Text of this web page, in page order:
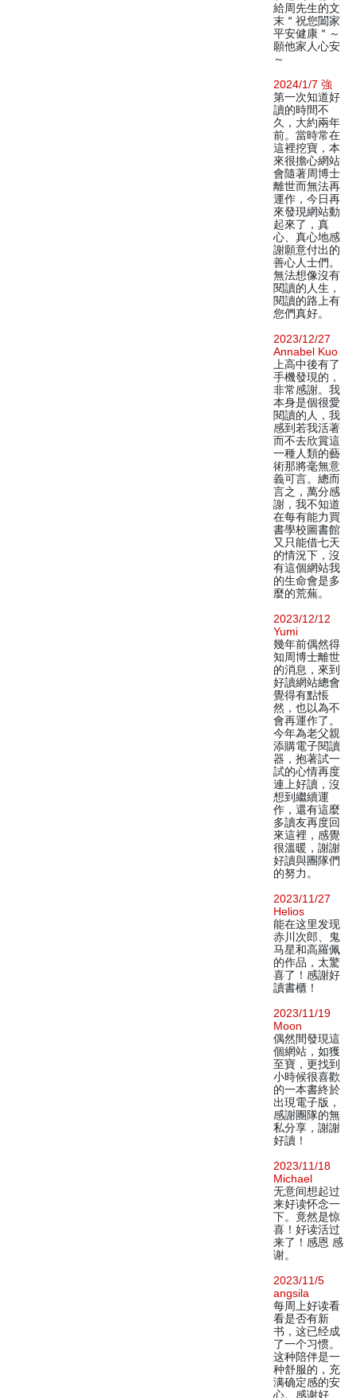
給周先生的文
末＂祝您闔家
平安健康＂～
願他家人心安
～
2024/1/7 強
第一次知道好
讀的時間不
久，大約兩年
前。當時常在
這裡挖寶，本
來很擔心網站
會隨著周博士
離世而無法再
運作，今日再
來發現網站動
起來了，真
心、真心地感
謝願意付出的
善心人士們。
無法想像沒有
閱讀的人生，
閱讀的路上有
您們真好。
2023/12/27
Annabel Kuo
上高中後有了
手機發現的，
非常感謝。我
本身是個很愛
閱讀的人，我
感到若我活著
而不去欣賞這
一種人類的藝
術那將毫無意
義可言。總而
言之，萬分感
謝，我不知道
在每有能力買
書學校圖書館
又只能借七天
的情況下，沒
有這個網站我
的生命會是多
麼的荒蕪。
2023/12/12
Yumi
幾年前偶然得
知周博士離世
的消息，來到
好讀網站總會
覺得有點悵
然，也以為不
會再運作了。
今年為老父親
添購電子閱讀
器，抱著試一
試的心情再度
連上好讀，沒
想到繼續運
作，還有這麼
多讀友再度回
來這裡，感覺
很溫暖，謝謝
好讀與團隊們
的努力。
2023/11/27
Helios
能在这里发现
赤川次郎、鬼
马星和高羅佩
的作品，太驚
喜了！感謝好
讀書櫃！
2023/11/19
Moon
偶然間發現這
個網站，如獲
至寶，更找到
小時候很喜歡
的一本書終於
出現電子版，
感謝團隊的無
私分享，謝謝
好讀！
2023/11/18
Michael
无意间想起过
来好读怀念一
下。竟然是惊
喜！好读活过
来了！感恩 感
谢。
2023/11/5
angsila
每周上好读看
看是否有新
书，这已经成
了一个习惯。
这种陪伴是一
种舒服的，充
满确定感的安
心。感谢好